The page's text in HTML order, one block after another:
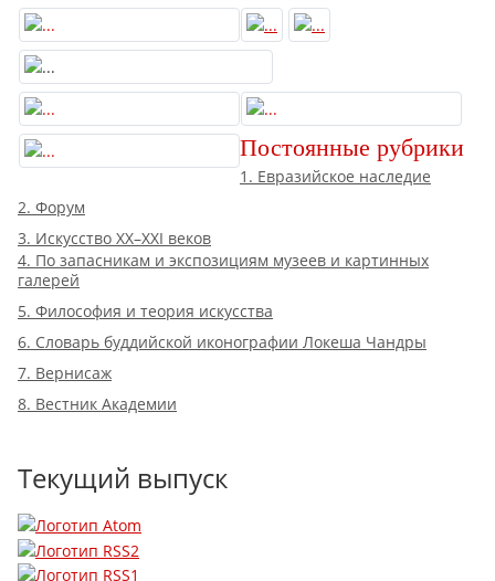
Постоянные рубрики
1. Евразийское наследие
2. Форум
3. Искусство XX–XXI веков
4. По запасникам и экспозициям музеев и картинных
галерей
5. Философия и теория искусства
6. Словарь буддийской иконографии Локеша Чандры
7. Вернисаж
8. Вестник Академии
Текущий выпуск